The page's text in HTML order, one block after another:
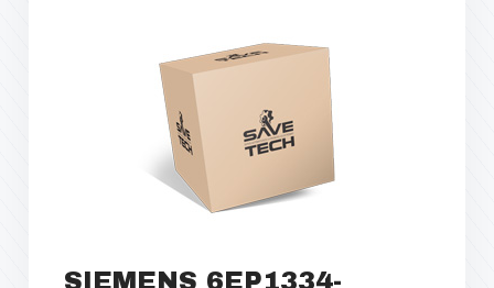
SIEMENS 6EP1334-